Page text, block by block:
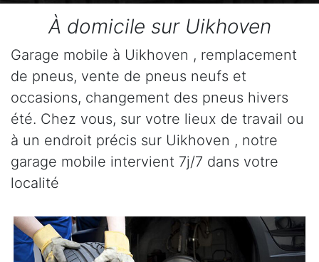
À domicile sur Uikhoven
Garage mobile à Uikhoven , remplacement
de pneus, vente de pneus neufs et
occasions, changement des pneus hivers
été. Chez vous, sur votre lieux de travail ou
à un endroit précis sur Uikhoven , notre
garage mobile intervient 7j/7 dans votre
localité